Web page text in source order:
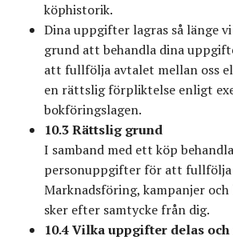
köphistorik.
Dina uppgifter lagras så länge
grund att behandla dina
att fullfölja avtalet mellan oss
en rättslig förpliktelse enligt
bokföringslagen.
10.3 Rättslig grund
I samband med ett köp
personuppgifter för att fullfölja
Marknadsföring, kampanjer
sker efter samtycke från dig.
10.4 Vilka uppgifter delas